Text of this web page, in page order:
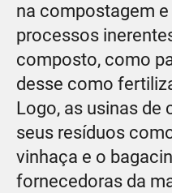
na compostagem
processos
composto, como
desse como
Logo, as usinas de
seus resíduos
vinhaça e o
fornecedoras da